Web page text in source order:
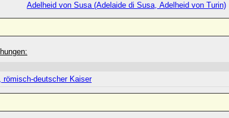
Adelheid von Susa (Adelaide di Susa, Adelheid von Turin)
römisch-deutscher Kaiser